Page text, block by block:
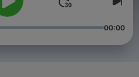
00:00